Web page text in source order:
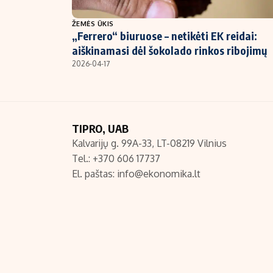
NT ir statybos
ŽEMĖS ŪKIS
„Ferrero“ biuruose – netikėti EK reidai:
aiškinamasi dėl šokolado rinkos ribojimų
2026-04-17
TIPRO, UAB
Kalvarijų g. 99A-33, LT-08219 Vilnius
Tel.: +370 606 17737
El. paštas: info@ekonomika.lt